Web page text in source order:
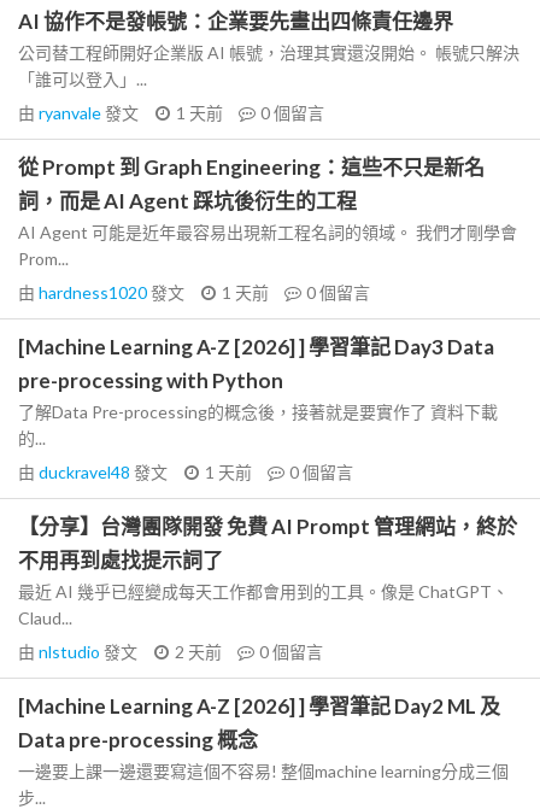
AI 協作不是發帳號：企業要先畫出四條責任邊界
公司替工程師開好企業版 AI 帳號，治理其實還沒開始。 帳號只解決
「誰可以登入」...
由 ryanvale發文 1 天前 0個留言
從 Prompt 到 Graph Engineering：這些不只是新名
詞，而是 AI Agent 踩坑後衍生的工程
AI Agent 可能是近年最容易出現新工程名詞的領域。 我們才剛學會
Prom...
由 hardness1020發文 1 天前 0個留言
[Machine Learning A-Z [2026] ] 學習筆記 Day3 Data
pre-processing with Python
了解Data Pre-processing的概念後，接著就是要實作了 資料下載
的...
由 duckravel48 發文 1 天前 0個留言
【分享】台灣團隊開發 免費 AI Prompt 管理網站，終於
不用再到處找提示詞了
最近 AI 幾乎已經變成每天工作都會用到的工具。像是 ChatGPT、
Claud...
由 nlstudio 發文 2 天前 0個留言
[Machine Learning A-Z [2026] ] 學習筆記 Day2 ML 及
Data pre-processing 概念
一邊要上課一邊還要寫這個不容易! 整個machine learning分成三個
步...